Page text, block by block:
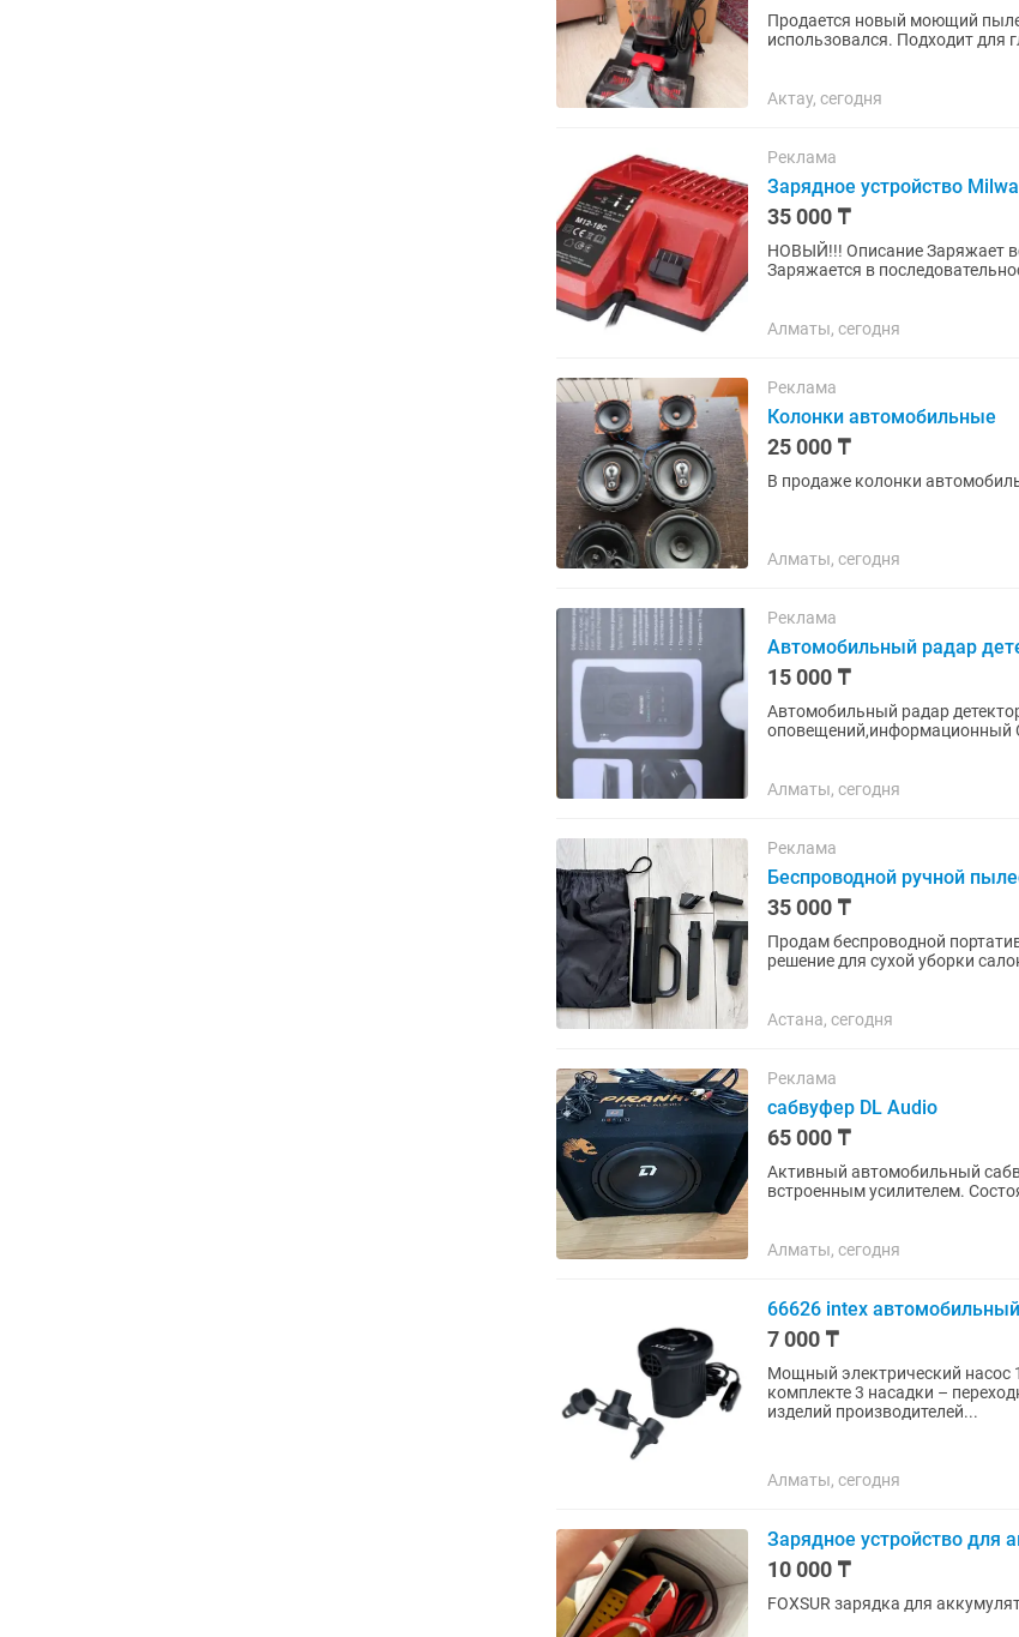
Продается новый моющий пылесос Rauden 2 в 1.
использовался. Подходит для
Актау, сегодня
Реклама
Зарядное устройство
35 000 ₸
НОВЫЙ!!! Описание Заряжает все аккумуляторы REDLITHIUM-ION™ M18™, M14™ и M12™
Заряжается в
Алматы, сегодня
Реклама
Колонки автомобильные
25 000 ₸
Алматы, сегодня
Реклама
Автомобильный радар
15 000 ₸
Автомобильный радар
оповещений,информационный
Алматы, сегодня
Реклама
Беспроводной ручной
35 000 ₸
Продам беспроводной
решение для сухой уборки
Астана, сегодня
Реклама
сабвуфер DL Audio
65 000 ₸
Активный автомобильный
Алматы, сегодня
66626 intex
7 000 ₸
Мощный электрический насос
комплекте 3 насадки –
изделий производителей...
Алматы, сегодня
Зарядное устройство для
10 000 ₸
FOXSUR зарядка для